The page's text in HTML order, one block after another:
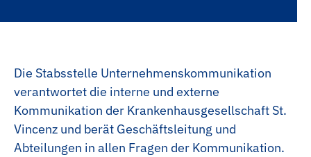
PALS Kurse
HeartCode BLS Kurse
NIV Kurse
Pharmazeutisch-Kaufmännischer
Fachangestellter
Medizinischer Fachangestellter
Kaufleute im Gesundheitswesen
Die Stabsstelle Unternehmenskommunikation
verantwortet die interne und externe
Kommunikation der Krankenhausgesellschaft St.
Vincenz und berät Geschäftsleitung und
Abteilungen in allen Fragen der Kommunikation.